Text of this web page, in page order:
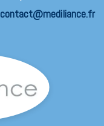
contact@mediliance.fr